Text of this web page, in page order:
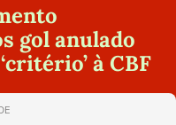
gol anulado
à CBF